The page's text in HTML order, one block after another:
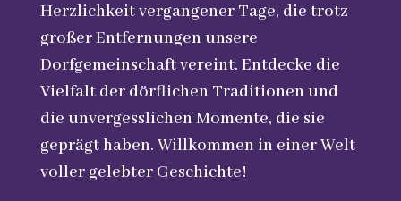
Herzlichkeit vergangener Tage, die trotz
großer Entfernungen unsere
Dorfgemeinschaft vereint. Entdecke die
Vielfalt der dörflichen Traditionen und
die unvergesslichen Momente, die sie
geprägt haben. Willkommen in einer Welt
voller gelebter Geschichte!